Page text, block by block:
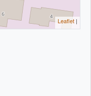
Leaflet |